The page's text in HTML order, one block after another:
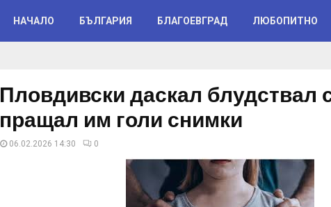
НАЧАЛО БЪЛГАРИЯ БЛАГОЕВГРАД ЛЮБОПИТНО
Пловдивски даскал блудствал
пращал им голи снимки
06.02.2026 14:30 0